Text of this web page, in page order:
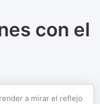
con el
a mirar el reflejo